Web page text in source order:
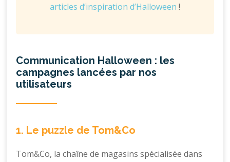
articles d’inspiration d’Halloween !
Communication Halloween : les
campagnes lancées par nos
utilisateurs
1. Le puzzle de Tom&Co
Tom&Co, la chaîne de magasins spécialisée dans